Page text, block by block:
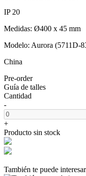
IP 20
Medidas: Ø400 x 45 mm
Modelo: Aurora (5711D-
China
Pre-order
Guía de talles
Cantidad
-
+
Producto sin stock
También te puede interesar